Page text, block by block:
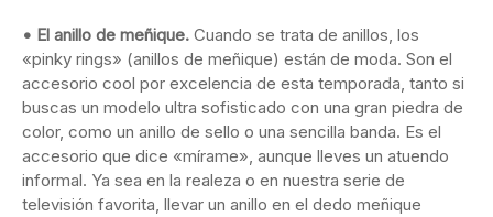
• El anillo de meñique. Cuando se trata de anillos, los
«pinky rings» (anillos de meñique) están de moda. Son el
accesorio cool por excelencia de esta temporada, tanto si
buscas un modelo ultra sofisticado con una gran piedra de
color, como un anillo de sello o una sencilla banda. Es el
accesorio que dice «mírame», aunque lleves un atuendo
informal. Ya sea en la realeza o en nuestra serie de
televisión favorita, llevar un anillo en el dedo meñique